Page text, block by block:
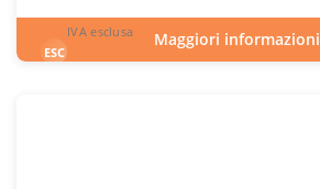
ESC
IVA esclusa
1.401€esclusa 22.0% IVA
Maggiori informazioni